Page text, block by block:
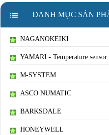
DANH MỤC SẢN
NAGANOKEIKI
YAMARI - Temperature sensor
M-SYSTEM
ASCO NUMATIC
BARKSDALE
HONEYWELL